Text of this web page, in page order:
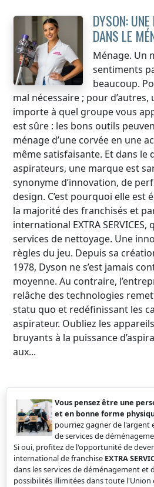
DYSON:
DANS LE
Ménage. Un
sentiments
beaucoup.
mal nécessaire ; pour d’autres,
importe à quel groupe vous
est sûre : les bons outils
ménage d’une corvée en une
même satisfaisante. Et dans le
aspirateurs, une marque est
synonyme d’innovation, de
design. C’est pourquoi elle est
la majorité des franchisés et
international EXTRA
services de nettoyage. Une
règles du jeu. Depuis sa
1978, Dyson ne s’est jamais
moyenne. Au contraire,
relâche des technologies
statu quo et redéfinissant les
aspirateur. Oubliez les
bruyants à la puissance
aux...
Vous pensez être une
et en bonne forme
pourriez gagner de l'argent
de services de
Si oui, profitez de l'opportunité de
international de franchise EXTRA
dans les services de déménagement et
possibilités illimitées dans toute l'Union